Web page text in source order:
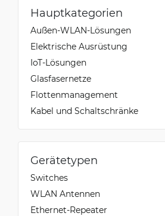
Hauptkategorien
Außen-WLAN-Lösungen
Elektrische Ausrüstung
IoT-Lösungen
Glasfasernetze
Flottenmanagement
Kabel und Schaltschränke
Gerätetypen
Switches
WLAN Antennen
Ethernet-Repeater